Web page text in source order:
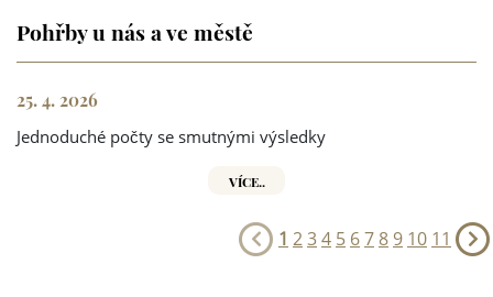
Pohřby u nás a ve městě
25. 4. 2026
Jednoduché počty se smutnými výsledky
VÍCE..
1 234 5 67 8 9 10 11